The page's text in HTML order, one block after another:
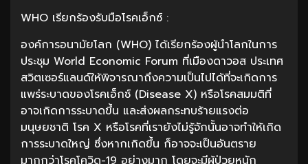
WHO เรียกร้องรับมือโรคเอ็กซ์ :
องค์การอนามัยโลก (WHO) ได้เรียกร้องผู้นำโลกในการ
ประชุม World Economic Forum ที่เมืองดาวอส ประเทศ
สวิตเซอร์แลนด์ให้พิจารณาถึงความเป็นไปได้ที่จะเกิดการ
แพร่ระบาดของโรคเอ็กซ์ (Disease X) หรือโรคสมมติที่
อาจเกิดการระบาดขึ้น และส่งผลกระทบร้ายแรงต่อ
มนุษยชาติ โรค X หรือโรคที่เรายังไม่รู้จักนั้นอาจทำให้เกิด
การระบาดใหญ่ ซึ่งหากเกิดขึ้น ก็อาจจะเป็นอันตราย
มากกว่าโรคโควิด-19 อย่างมาก โดยจะมีผู้ป่วยหนัก